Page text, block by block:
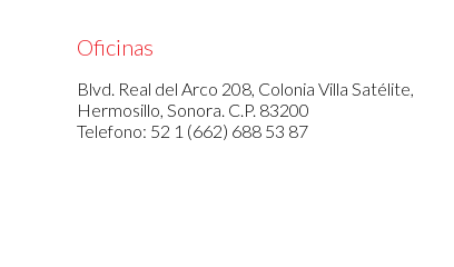
Oficinas
Blvd. Real del Arco 208, Colonia Villa Satélite,
Hermosillo, Sonora. C.P. 83200
Telefono: 52 1 (662) 688 53 87